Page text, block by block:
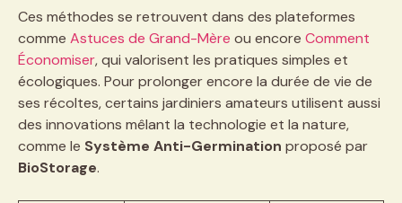
Ces méthodes se retrouvent dans des plateformes
comme Astuces de Grand-Mère ou encore Comment
Économiser, qui valorisent les pratiques simples et
écologiques. Pour prolonger encore la durée de vie de
ses récoltes, certains jardiniers amateurs utilisent aussi
des innovations mêlant la technologie et la nature,
comme le Système Anti-Germination proposé par
BioStorage.